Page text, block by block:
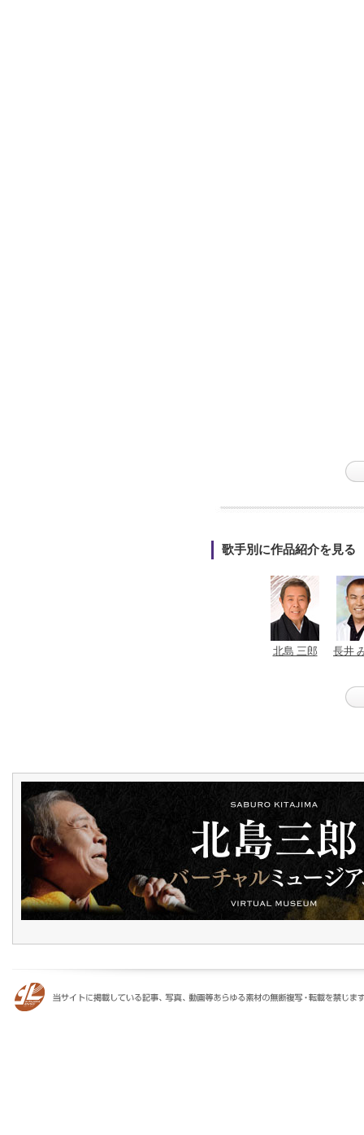
歌手別に作品紹介を見る
北島 三郎 長井